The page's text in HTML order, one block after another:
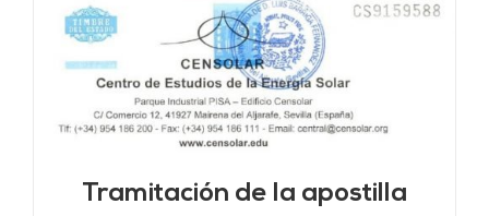
Tramitación de la apostilla